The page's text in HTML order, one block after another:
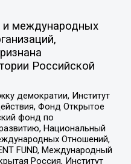
и международных
Российской
демократии, Институт
Фонд Открытое
фонд по
Национальный
Отношений,
FUND, Международный
Россия, Институт